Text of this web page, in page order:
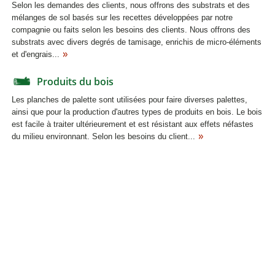
Selon les demandes des clients, nous offrons des substrats et des
mélanges de sol basés sur les recettes développées par notre
compagnie ou faits selon les besoins des clients. Nous offrons des
substrats avec divers degrés de tamisage, enrichis de micro-éléments
et d'engrais...
Produits du bois
Les planches de palette sont utilisées pour faire diverses palettes,
ainsi que pour la production d'autres types de produits en bois. Le bois
est facile à traiter ultérieurement et est résistant aux effets néfastes
du milieu environnant. Selon les besoins du client...